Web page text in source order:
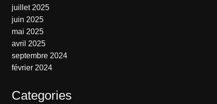
juillet 2025
juin 2025
mai 2025
avril 2025
septembre 2024
février 2024
Categories